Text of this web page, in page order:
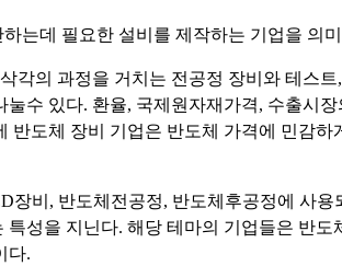
는데 필요한 설비를 제작하는 기업을 의
각의 과정을 거치는 전공정 장비와 테스
수 있다. 환율, 국제원자재가격, 수출시
반도체 장비 기업은 반도체 가격에 민감하
장비, 반도체전공정, 반도체후공정에 사용
특성을 지닌다. 해당 테마의 기업들은 반도
다.